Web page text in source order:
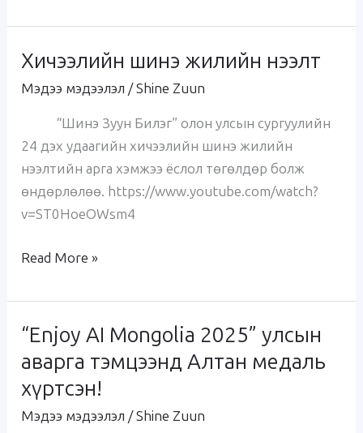
Хичээлийн шинэ жилийн нээлт
Мэдээ мэдээлэл /Shine Zuun
“Шинэ Зуун Билэг” олон улсын сургуулийн
24 дэх удаагийн хичээлийн шинэ жилийн
нээлтийн арга хэмжээ ёслол төгөлдөр болж
өндөрлөлөө. https://www.youtube.com/watch?
v=ST0HoeOWsm4
Хичээлийн
шинэ
Read More »
“Enjoy AI Mongolia 2025” улсын
аварга тэмцээнд Алтан медаль
хүртсэн!
Мэдээ мэдээлэл /Shine Zuun
“Enjoy
AI
Mongolia
2025”
улсын